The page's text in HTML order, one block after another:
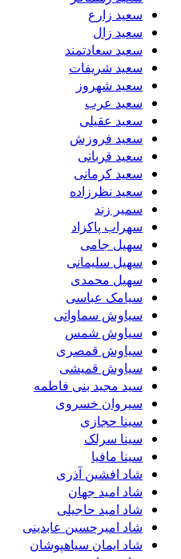
سعید زارع
سعید زال
سعید سعادتمند
سعید شریفات
سعید شهروز
سعید عرب
سعید عقیلی
سعید فروزش
سعید قربانی
سعید کرمانی
سعید نظرزاده
سمیر زند
سهراب پاکزاد
سهیل جامی
سهیل سلیمانی
سهیل محمدی
سیامک عباسی
سیاوش سماواتی
سیاوش شمس
سیاوش قمصری
سیاوش قمیشی
سید مجید بنی فاطمه
سیروان خسروی
سینا حجازی
سینا سرلک
سینا مافیا
شاد افشین آذری
شاد امید جهان
شاد امید حاجیلی
شاد امیرحسین عابدینی
شاد ایمان سیاهپوشان